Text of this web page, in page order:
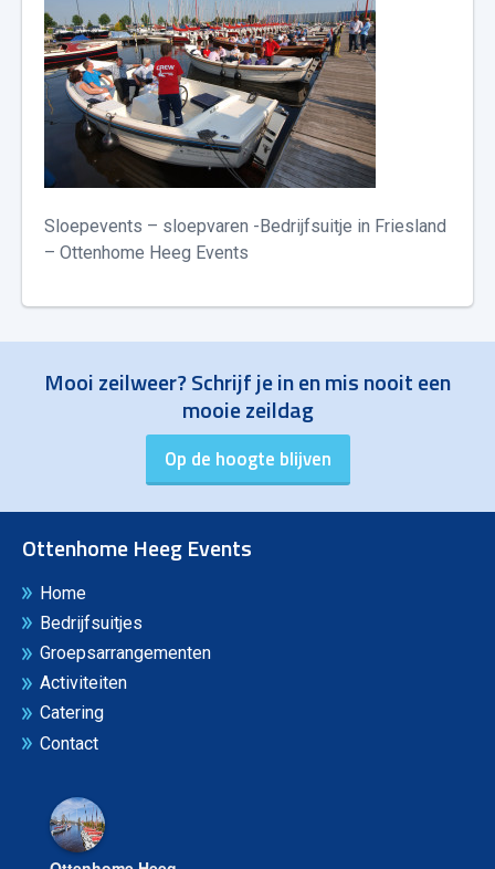
Sloepevents – sloepvaren -Bedrijfsuitje in Friesland
– Ottenhome Heeg Events
Mooi zeilweer? Schrijf je in en mis nooit een
mooie zeildag
Ottenhome Heeg Events
Home
Bedrijfsuitjes
Groepsarrangementen
Activiteiten
Catering
Contact